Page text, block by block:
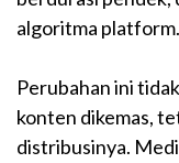
algoritma platform.
Perubahan ini
konten dikemas,
distribusinya.